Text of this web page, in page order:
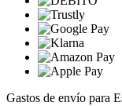
Gastos de envío para